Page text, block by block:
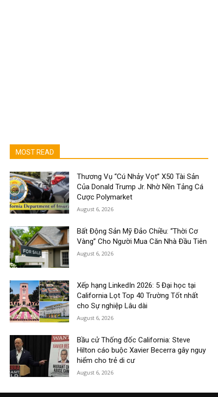
MOST READ
Thương Vụ “Cú Nhảy Vọt” X50 Tài Sản
Của Donald Trump Jr. Nhờ Nền Tảng Cá
Cược Polymarket
August 6, 2026
Bất Động Sản Mỹ Đảo Chiều: “Thời Cơ
Vàng” Cho Người Mua Căn Nhà Đầu Tiên
August 6, 2026
Xếp hạng LinkedIn 2026: 5 Đại học tại
California Lọt Top 40 Trường Tốt nhất
cho Sự nghiệp Lâu dài
August 6, 2026
Bầu cử Thống đốc California: Steve
Hilton cáo buộc Xavier Becerra gây nguy
hiểm cho trẻ di cư
August 6, 2026